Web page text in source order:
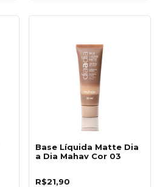
Base Líquida Matte Dia
a Dia Mahav Cor 03
R$21,90